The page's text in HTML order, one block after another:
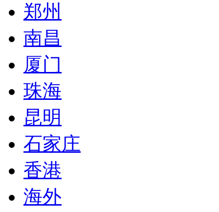
郑州
南昌
厦门
珠海
昆明
石家庄
香港
海外